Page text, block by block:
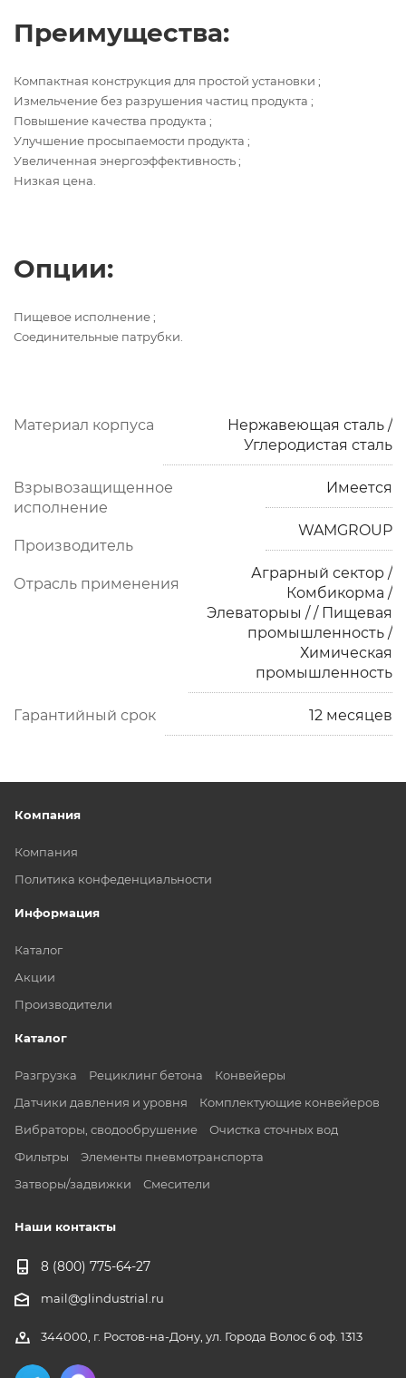
Преимущества:
Компактная конструкция для простой установки ;
Измельчение без разрушения частиц продукта ;
Повышение качества продукта ;
Улучшение просыпаемости продукта ;
Увеличенная энергоэффективность ;
Низкая цена.
Опции:
Пищевое исполнение ;
Соединительные патрубки.
Материал корпуса
Нержавеющая сталь /
Углеродистая сталь
Взрывозащищенное
исполнение
Имеется
Производитель
WAMGROUP
Отрасль применения
Аграрный сектор /
Комбикорма /
Элеваторыы / / Пищевая
промышленность /
Химическая
промышленность
Гарантийный срок 12 месяцев
Компания
Компания
Политика конфеденциальности
Информация
Каталог
Акции
Производители
Каталог
Разгрузка Рециклинг бетона
Конвейеры
Датчики давления и уровня
Комплектующие конвейеров
Вибраторы, сводообрушение
Очистка сточных вод
Фильтры
Элементы пневмотранспорта
Затворы/задвижки
Смесители
Наши контакты
8 (800) 775-64-27
mail@glindustrial.ru
344000, г. Ростов-на-Дону, ул. Города Волос 6 оф. 1313